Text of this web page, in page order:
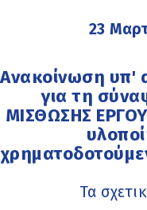
23
Ανακοίνωση υπ'
για τη
ΜΙΣΘΩΣΗΣ
Τα